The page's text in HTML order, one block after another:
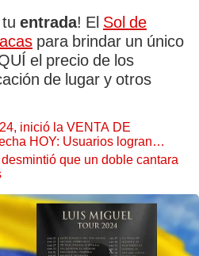
entrada! El Sol de
para brindar un único
el precio de los
de lugar y otros
inició la VENTA DE
HOY: Usuarios logran
que un doble cantara